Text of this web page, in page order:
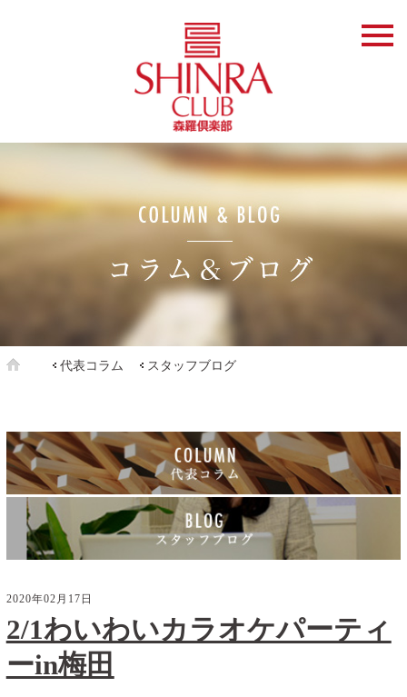
代表コラム スタッフブログ
2020年02月17日
2/1わいわいカラオケパーティ
ーin梅田